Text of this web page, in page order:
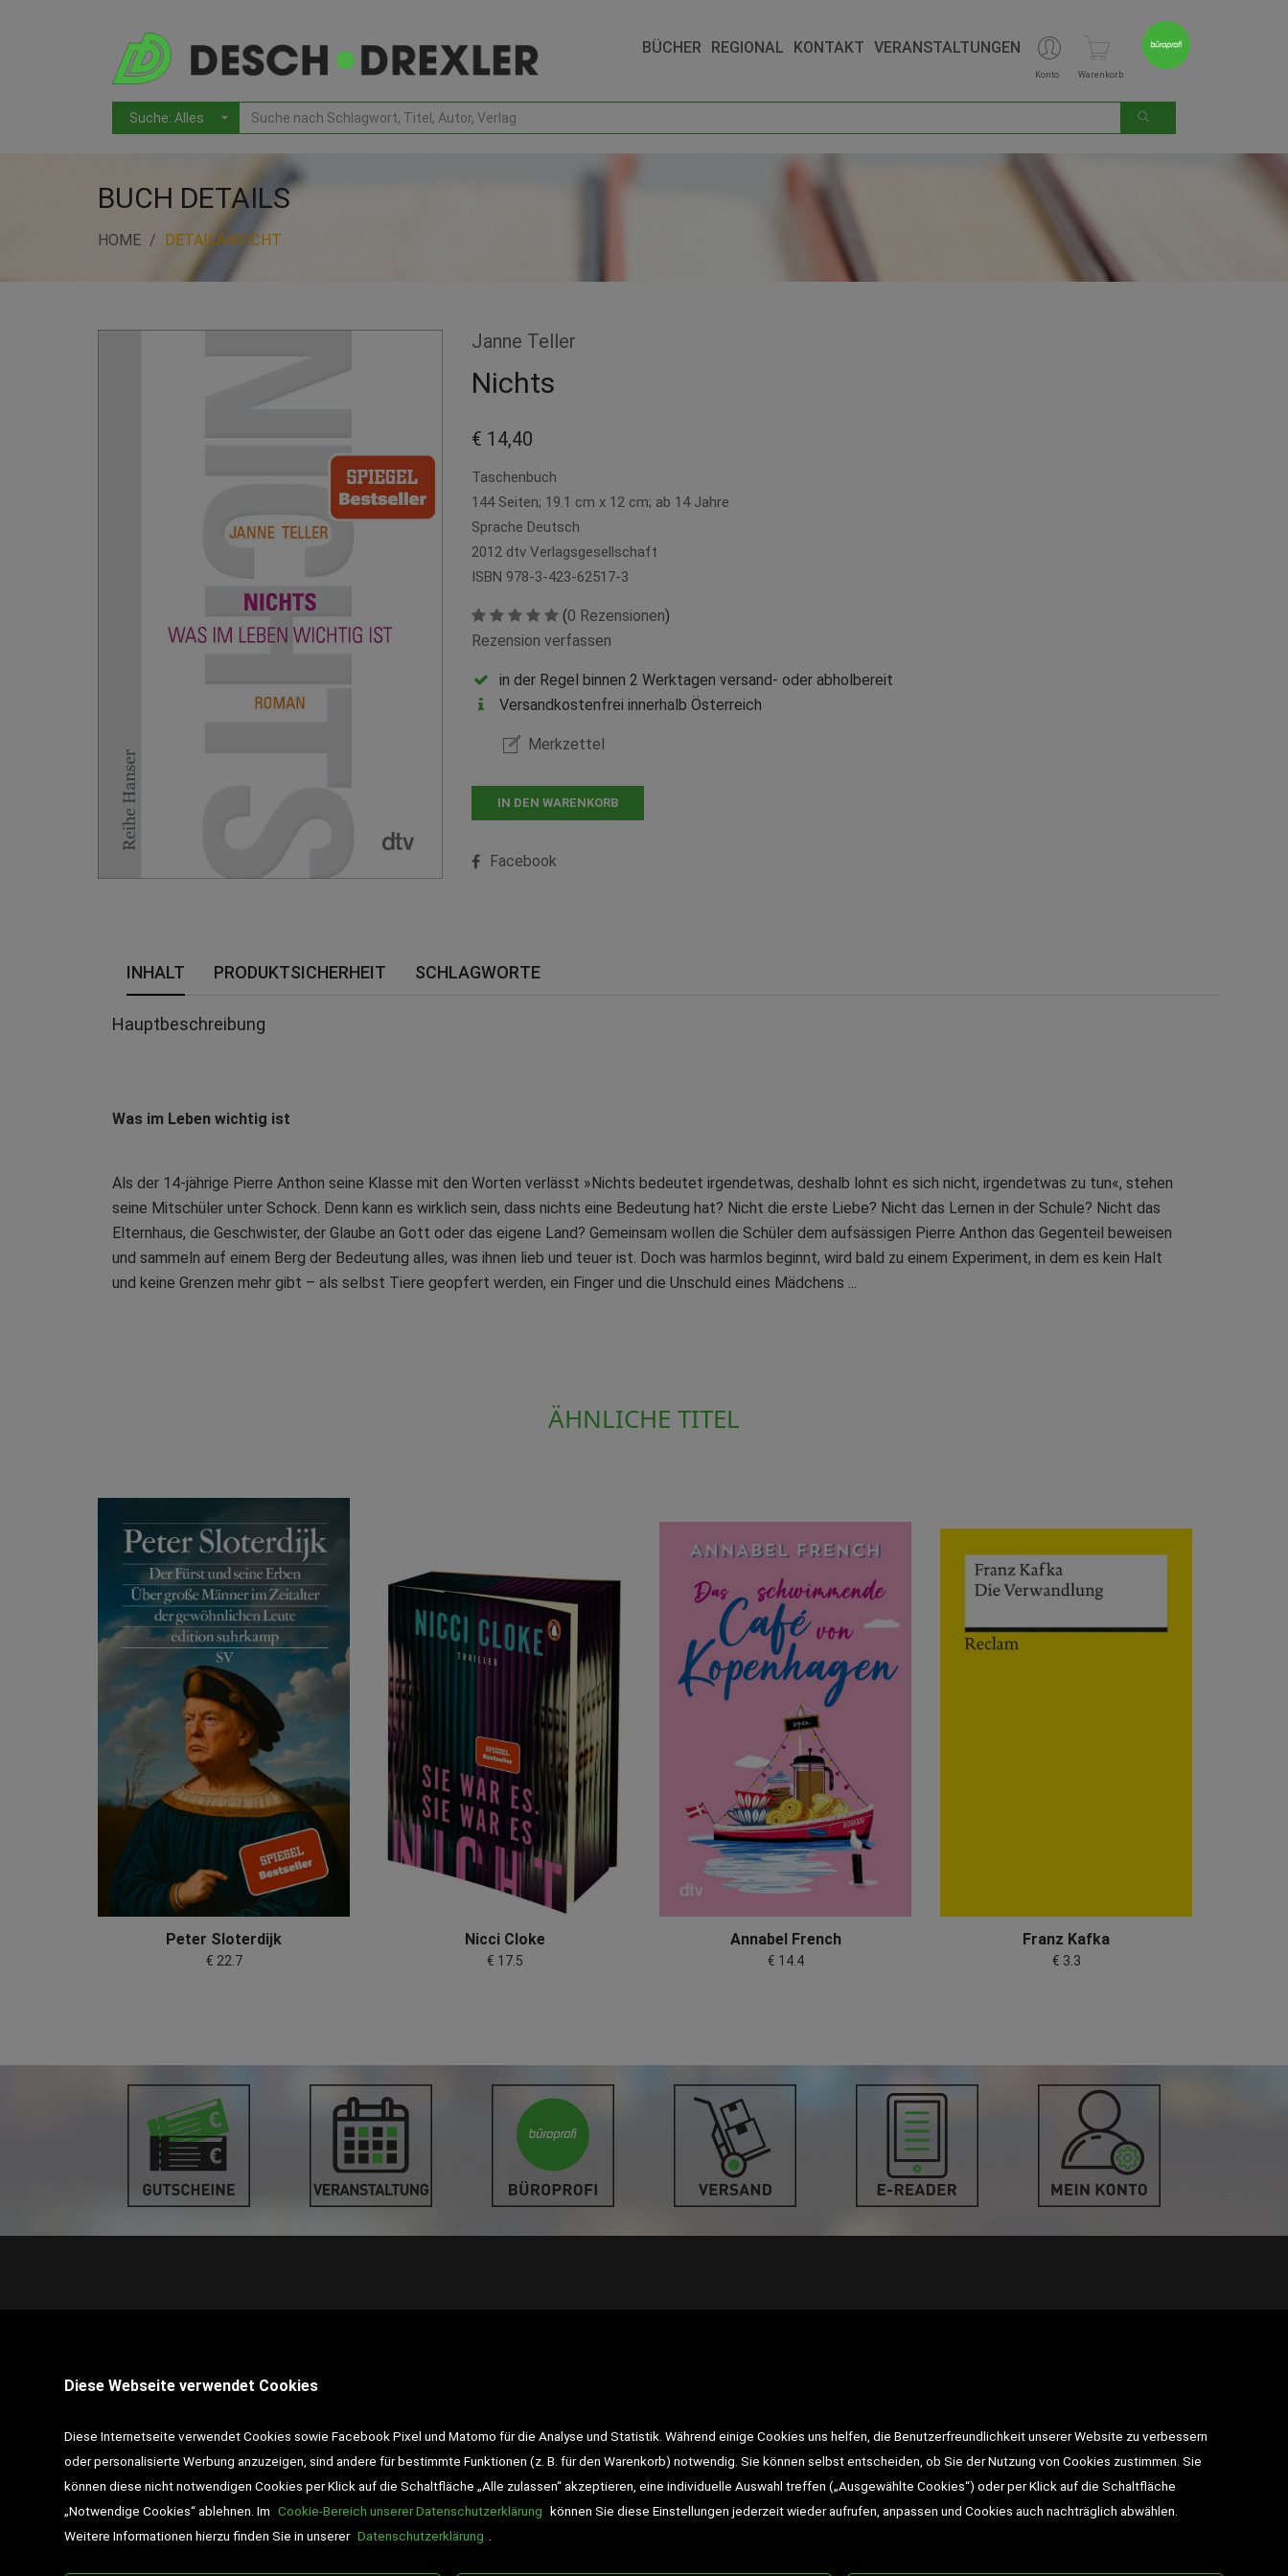
Konto Warenkorb
BÜCHER REGIONAL KONTAKT VERANSTALTUNGEN
BUCH DETAILS
HOME DETAILANSICHT
Janne Teller
Nichts
€ 14,40
Taschenbuch
144 Seiten; 19.1 cm x 12 cm; ab 14 Jahre
Sprache Deutsch
2012 dtv Verlagsgesellschaft
ISBN 978-3-423-62517-3
(0 Rezensionen)
Rezension verfassen
in der Regel binnen 2 Werktagen versand- oder abholbereit
Versandkostenfrei innerhalb Österreich
Merkzettel
IN DEN WARENKORB
Facebook
INHALT PRODUKTSICHERHEIT SCHLAGWORTE
Hauptbeschreibung
Was im Leben wichtig ist
Als der 14-jährige Pierre Anthon seine Klasse mit den Worten verlässt »Nichts bedeutet irgendetwas, deshalb lohnt es sich nicht, irgendetwas zu tun«, stehen
seine Mitschüler unter Schock. Denn kann es wirklich sein, dass nichts eine Bedeutung hat? Nicht die erste Liebe? Nicht das Lernen in der Schule? Nicht das
Elternhaus, die Geschwister, der Glaube an Gott oder das eigene Land? Gemeinsam wollen die Schüler dem aufsässigen Pierre Anthon das Gegenteil beweisen
und sammeln auf einem Berg der Bedeutung alles, was ihnen lieb und teuer ist. Doch was harmlos beginnt, wird bald zu einem Experiment, in dem es kein Halt
und keine Grenzen mehr gibt – als selbst Tiere geopfert werden, ein Finger und die Unschuld eines Mädchens ...
ÄHNLICHE TITEL
Peter Sloterdijk
€ 22.7
Nicci Cloke
€ 17.5
Annabel French
€ 14.4
Franz Kafka
€ 3.3
7423 Pinkafeld
pinkafeld@desch-drexler.at
Wir liefern ausschließlich nach
Impressum AGB Datenschutz
Widerrufsrecht Gutscheine BESUCHEN SIE UNS
Diese Webseite verwendet Cookies
Diese Internetseite verwendet Cookies sowie Facebook Pixel und Matomo für die Analyse und Statistik. Während einige Cookies uns helfen, die Benutzerfreundlichkeit unserer Website zu verbessern
oder personalisierte Werbung anzuzeigen, sind andere für bestimmte Funktionen (z. B. für den Warenkorb) notwendig. Sie können selbst entscheiden, ob Sie der Nutzung von Cookies zustimmen. Sie
können diese nicht notwendigen Cookies per Klick auf die Schaltfläche „Alle zulassen“ akzeptieren, eine individuelle Auswahl treffen („Ausgewählte Cookies“) oder per Klick auf die Schaltfläche
„Notwendige Cookies“ ablehnen. Im Cookie-Bereich unserer Datenschutzerklärung können Sie diese Einstellungen jederzeit wieder aufrufen, anpassen und Cookies auch nachträglich abwählen.
Weitere Informationen hierzu finden Sie in unserer Datenschutzerklärung